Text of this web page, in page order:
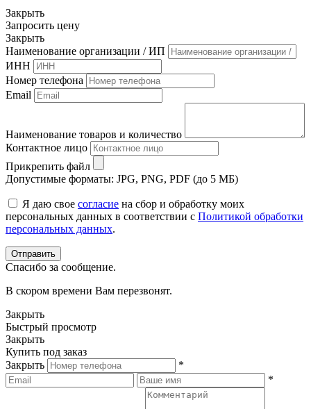
Закрыть
Запросить цену
Закрыть
Наименование организации / ИП
ИНН
Номер телефона
Email
Наименование товаров и количество
Контактное лицо
Прикрепить файл
Допустимые форматы: JPG, PNG, PDF (до 5 МБ)
Я даю свое согласие на сбор и обработку моих
персональных данных в соответствии с Политикой обработки
персональных данных.
Спасибо за сообщение.
В скором времени Вам перезвонят.
Закрыть
Быстрый просмотр
Закрыть
Купить под заказ
Закрыть
*
*